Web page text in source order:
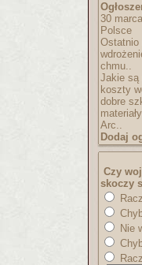
30
Polsce
Ostatnio
chmu..
Jakie są
koszty
dobre
Arc..
Dodaj
Czy
skoczy
Nie